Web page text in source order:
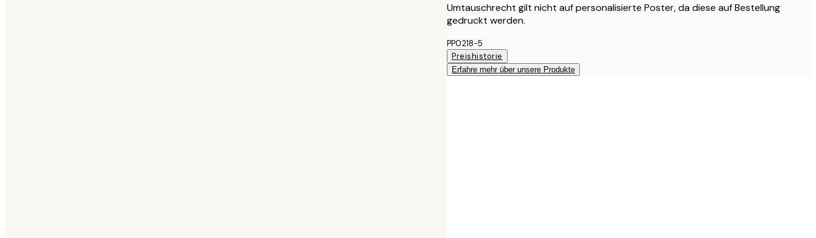
Umtauschrecht gilt nicht auf personalisierte Poster, da diese auf Bestellung
gedruckt werden.
PP0218-5
Preishistorie
Erfahre mehr über unsere Produkte